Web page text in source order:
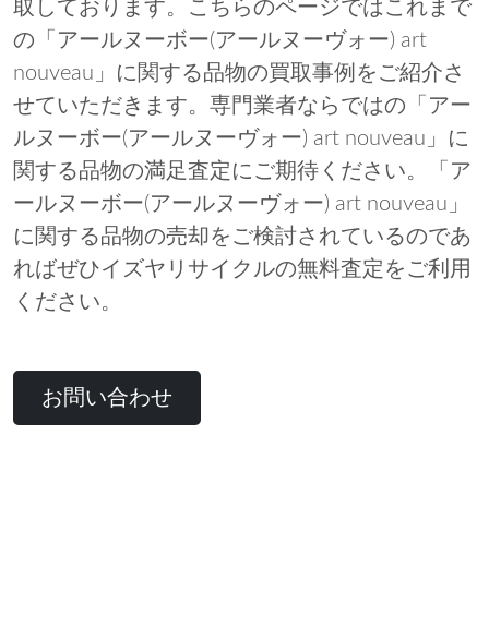
取しております。こちらのページではこれまで
の「アールヌーボー(アールヌーヴォー) art
nouveau」に関する品物の買取事例をご紹介さ
せていただきます。専門業者ならではの「アー
ルヌーボー(アールヌーヴォー) art nouveau」に
関する品物の満足査定にご期待ください。「ア
ールヌーボー(アールヌーヴォー) art nouveau」
に関する品物の売却をご検討されているのであ
ればぜひイズヤリサイクルの無料査定をご利用
ください。
お問い合わせ